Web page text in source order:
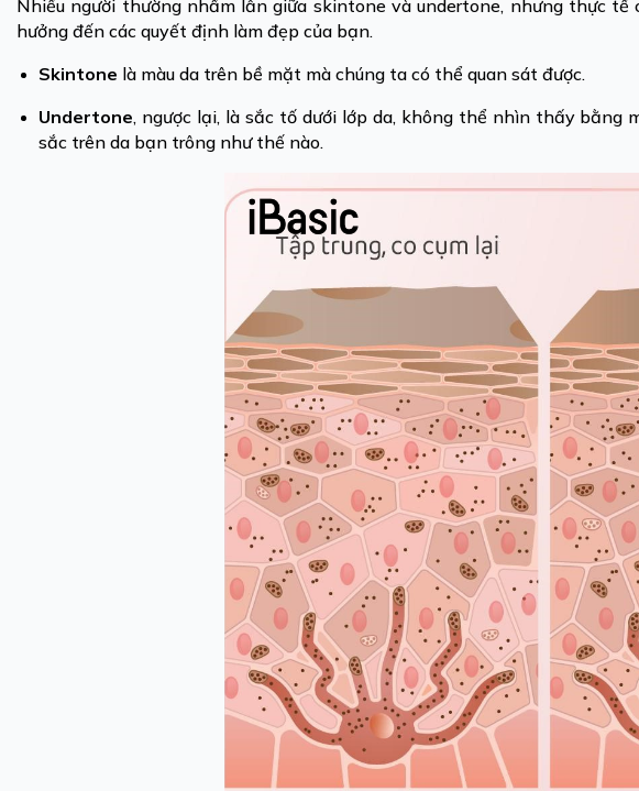
Nhiều người thường nhầm lẫn giữa skintone và undertone, nhưng thực
hưởng đến các quyết định làm đẹp của bạn.
Skintone là màu da trên bề mặt mà chúng ta có thể quan sát được.
Undertone, ngược lại, là sắc tố dưới lớp da, không thể nhìn thấy bằng
sắc trên da bạn trông như thế nào.